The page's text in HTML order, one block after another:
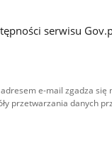
serwisu
e-mail zgadza
przetwarzania danych